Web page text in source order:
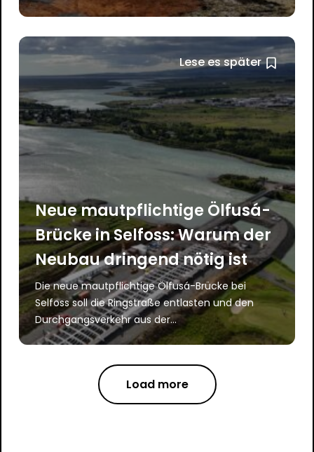
Lese es später
Neue mautpflichtige Ölfusá-
Brücke in Selfoss: Warum der
Neubau dringend nötig ist
Die neue mautpflichtige Ölfusá-Brücke bei
Selfoss soll die Ringstraße entlasten und den
Durchgangsverkehr aus der...
Load more